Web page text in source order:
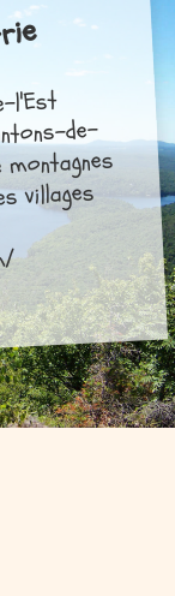
l'Est
de-
villages